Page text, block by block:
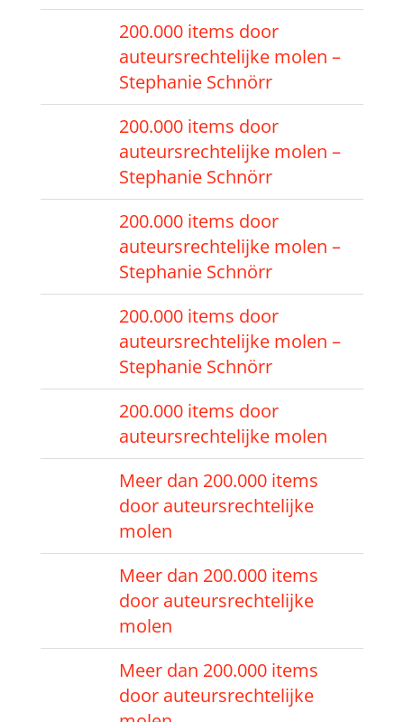
200.000 items door
auteursrechtelijke molen –
Stephanie Schnörr
200.000 items door
auteursrechtelijke molen –
Stephanie Schnörr
200.000 items door
auteursrechtelijke molen –
Stephanie Schnörr
200.000 items door
auteursrechtelijke molen –
Stephanie Schnörr
200.000 items door
auteursrechtelijke molen
Meer dan 200.000 items
door auteursrechtelijke
molen
Meer dan 200.000 items
door auteursrechtelijke
molen
Meer dan 200.000 items
door auteursrechtelijke